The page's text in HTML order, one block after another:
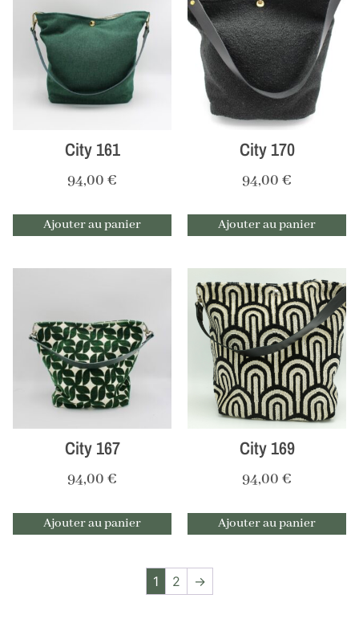
City 161
94,00 €
Ajouter au panier
City 170
94,00 €
Ajouter au panier
City 167
94,00 €
Ajouter au panier
City 169
94,00 €
Ajouter au panier
1 2 →